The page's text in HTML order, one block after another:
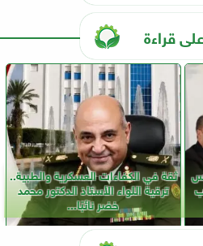
قراءة
ثقة في الكفاءات العسكرية والطبية..
ترقية اللواء الأستاذ الدكتور محمد
خضر نائبًا...